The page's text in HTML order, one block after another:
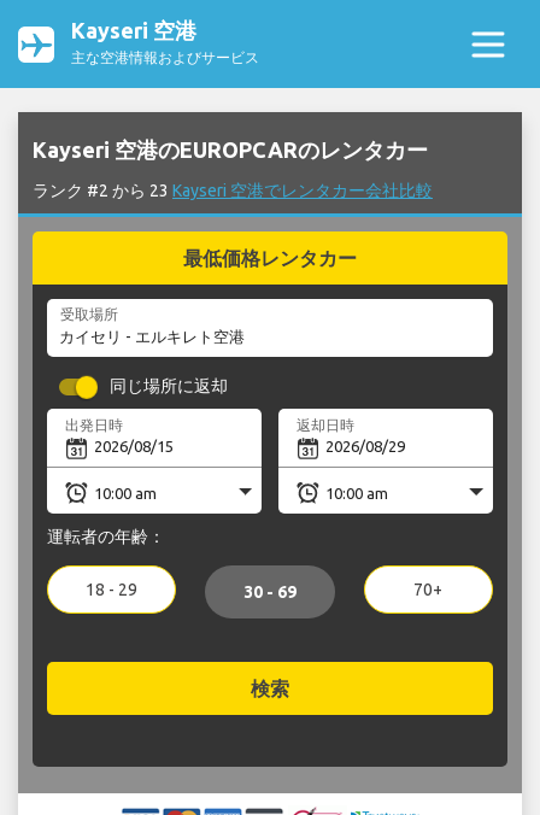
Kayseri 空港
主な空港情報およびサービス
Kayseri 空港のEUROPCARのレンタカー
ランク #2 から 23 Kayseri 空港でレンタカー会社比較
最低価格レンタカー
受取場所
同じ場所に返却
出発日時 返却日時
運転者の年齢：
18 - 29 30 - 69 70+
検索